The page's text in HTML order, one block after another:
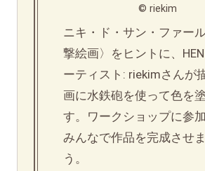
© riekim
ニキ・ド・サン・ファー
撃絵画〉をヒントに、
ーティスト: riekimさんが
画に水鉄砲を使って色を
す。ワークショップに参加
みんなで作品を完成させ
う。